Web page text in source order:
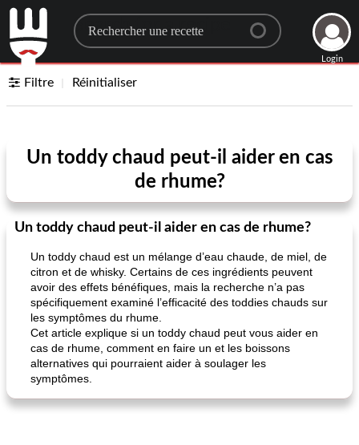
Search for a recipe
Login
Filtre Réinitialiser
Un toddy chaud peut-il aider en cas
de rhume?
Un toddy chaud peut-il aider en cas de rhume?
Un toddy chaud est un mélange d’eau chaude, de miel, de
citron et de whisky. Certains de ces ingrédients peuvent
avoir des effets bénéfiques, mais la recherche n’a pas
spécifiquement examiné l’efficacité des toddies chauds sur
les symptômes du rhume.
Cet article explique si un toddy chaud peut vous aider en
cas de rhume, comment en faire un et les boissons
alternatives qui pourraient aider à soulager les
symptômes.